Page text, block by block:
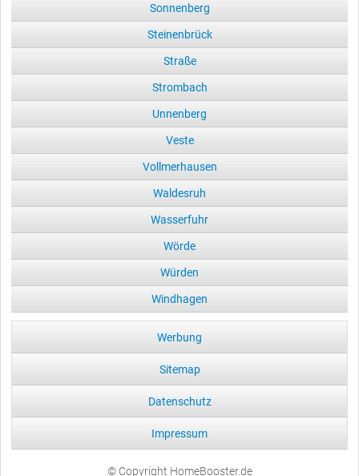
Sonnenberg
Steinenbrück
Straße
Strombach
Unnenberg
Veste
Vollmerhausen
Waldesruh
Wasserfuhr
Wörde
Würden
Windhagen
Werbung
Sitemap
Datenschutz
Impressum
© Copyright HomeBooster.de